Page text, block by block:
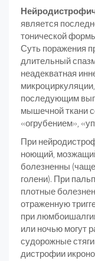
является
тонической
Суть поражения
длительный
неадекватная
последующим
мышечной ткани
«огрубением»,
При
ноющий,
болезненны
голени). При
плотные
отраженную
при
или ночью могут
судорожные
дистрофии